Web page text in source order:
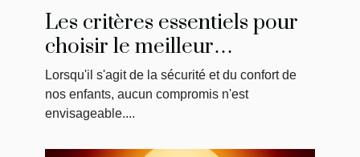
Les critères essentiels pour
choisir le meilleur
réhausseur de chaise pour
votre enfant
Lorsqu'il s'agit de la sécurité et du confort de
nos enfants, aucun compromis n'est
envisageable....